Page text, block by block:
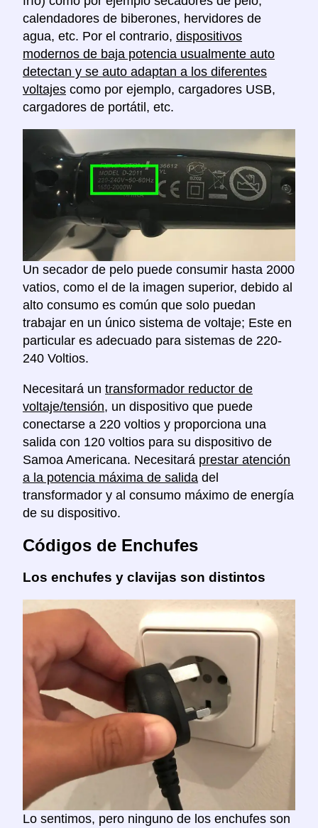
calendadores de biberones, hervidores de
agua, etc. Por el contrario, dispositivos
modernos de baja potencia usualmente auto
detectan y se auto adaptan a los diferentes
voltajes como por ejemplo, cargadores USB,
cargadores de portátil, etc.
Un secador de pelo puede consumir hasta 2000
vatios, como el de la imagen superior, debido al
alto consumo es común que solo puedan
trabajar en un único sistema de voltaje; Este en
particular es adecuado para sistemas de 220-
240 Voltios.
Necesitará un transformador reductor de
voltaje/tensión, un dispositivo que puede
conectarse a 220 voltios y proporciona una
salida con 120 voltios para su dispositivo de
Samoa Americana. Necesitará prestar atención
a la potencia máxima de salida del
transformador y al consumo máximo de energía
de su dispositivo.
Códigos de Enchufes
Los enchufes y clavijas son distintos
Lo sentimos, pero ninguno de los enchufes son